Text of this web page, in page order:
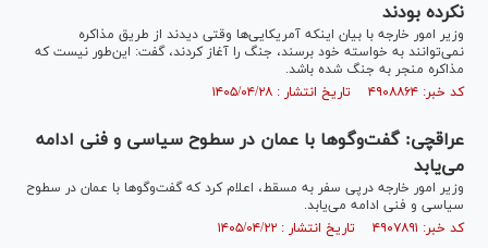
نکرده بودند
وزیر امور خارجه با بیان اینکه آمریکایی‌ها وقتی دیدند از طریق مذاکره
نمی‌توانند به خواسته خود برسند، جنگ را آغاز کردند، گفت: این‌طور نیست که
مذاکره منجر به جنگ شده باشد.
کد خبر: ۴۹۰۸۸۶۴ تاریخ انتشار : ۱۴۰۵/۰۴/۲۸
عراقچی: گفت‌و‌گو‌ها با عمان در سطوح سیاسی و فنی ادامه
می‌یابد
وزیر امور خارجه درپی سفر به مسقط، اعلام کرد که گفت‌و‌گو‌ها با عمان در سطوح
سیاسی و فنی ادامه می‌یابد.
کد خبر: ۴۹۰۷۸۹۱ تاریخ انتشار : ۱۴۰۵/۰۴/۲۲